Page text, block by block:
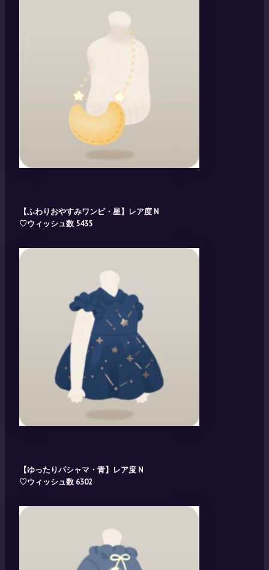
【ふわりおやすみワンピ・星】レア度 N
♡ウィッシュ数 5435
【ゆったりパシャマ・青】レア度 N
♡ウィッシュ数 6302